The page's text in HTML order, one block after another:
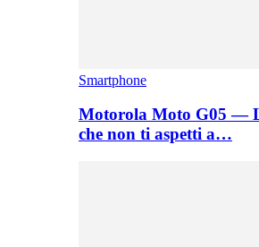
Smartphone
Motorola Moto G05 —
che non ti aspetti a…